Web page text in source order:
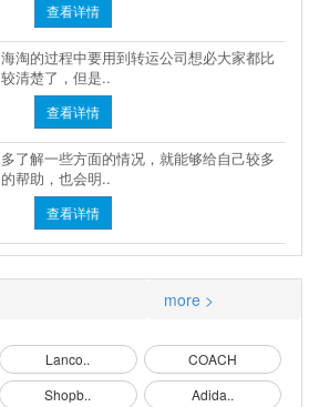
查看详情
海淘的过程中要用到转运公司想必大家都比
较清楚了，但是..
查看详情
多了解一些方面的情况，就能够给自己较多
的帮助，也会明..
查看详情
more >
Lanco..
COACH
Shopb.. Adida..